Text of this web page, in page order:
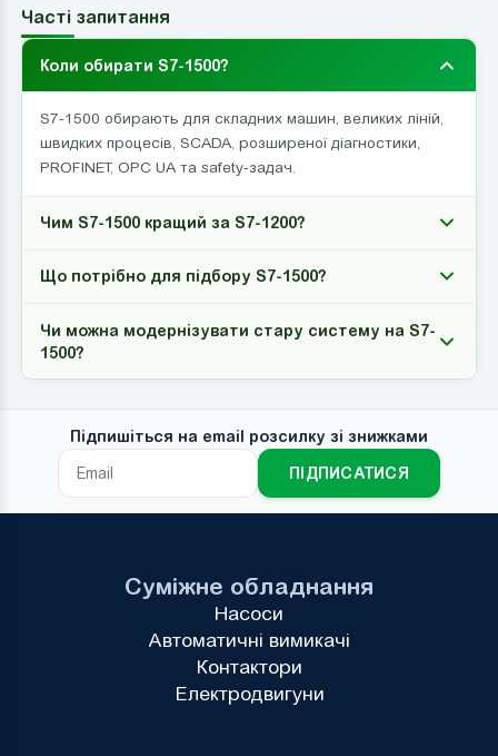
Часті запитання
Коли обирати S7-1500?
S7-1500 обирають для складних машин, великих ліній,
швидких процесів, SCADA, розширеної діагностики,
PROFINET, OPC UA та safety-задач.
Чим S7-1500 кращий за S7-1200?
Що потрібно для підбору S7-1500?
Чи можна модернізувати стару систему на S7-
1500?
Підпишіться на email розсилку зі знижками
ПІДПИСАТИСЯ
Суміжне обладнання
Насоси
Автоматичні вимикачі
Контактори
Електродвигуни